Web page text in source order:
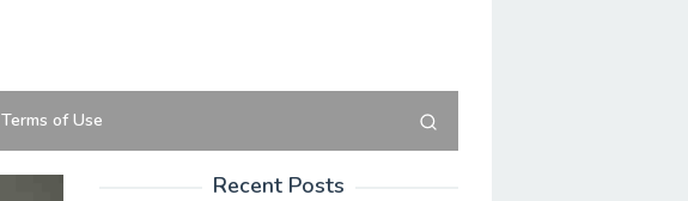
Terms of Use
Recent Posts